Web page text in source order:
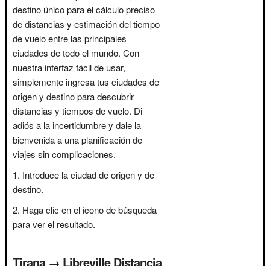
destino único para el cálculo preciso
de distancias y estimación del tiempo
de vuelo entre las principales
ciudades de todo el mundo. Con
nuestra interfaz fácil de usar,
simplemente ingresa tus ciudades de
origen y destino para descubrir
distancias y tiempos de vuelo. Di
adiós a la incertidumbre y dale la
bienvenida a una planificación de
viajes sin complicaciones.
Introduce la ciudad de origen y de
destino.
Haga clic en el icono de búsqueda
para ver el resultado.
Tirana → Libreville Distancia